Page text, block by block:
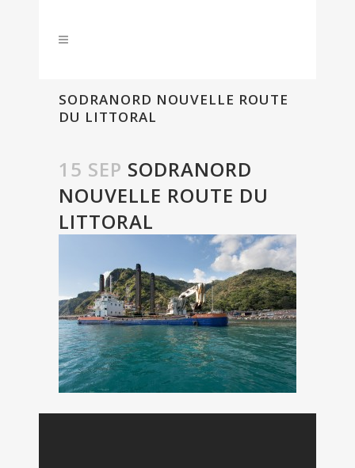
SODRANORD NOUVELLE ROUTE
DU LITTORAL
15 SEP SODRANORD
NOUVELLE ROUTE DU
LITTORAL